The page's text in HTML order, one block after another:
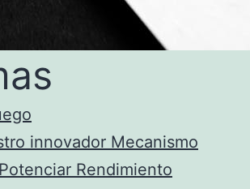
innovador Mecanismo
Rendimiento